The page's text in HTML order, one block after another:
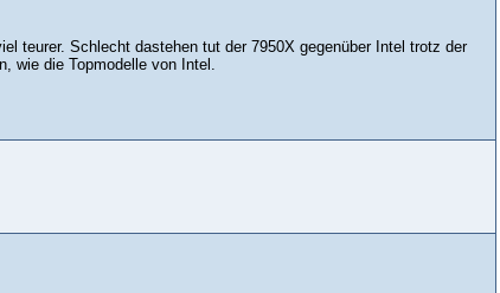
teurer. Schlecht dastehen tut der 7950X gegenüber Intel trotz der
wie die Topmodelle von Intel.